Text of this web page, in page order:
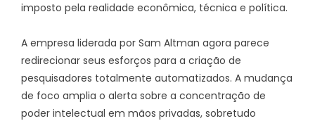
imposto pela realidade econômica, técnica e política.
A empresa liderada por Sam Altman agora parece
redirecionar seus esforços para a criação de
pesquisadores totalmente automatizados. A mudança
de foco amplia o alerta sobre a concentração de
poder intelectual em mãos privadas, sobretudo